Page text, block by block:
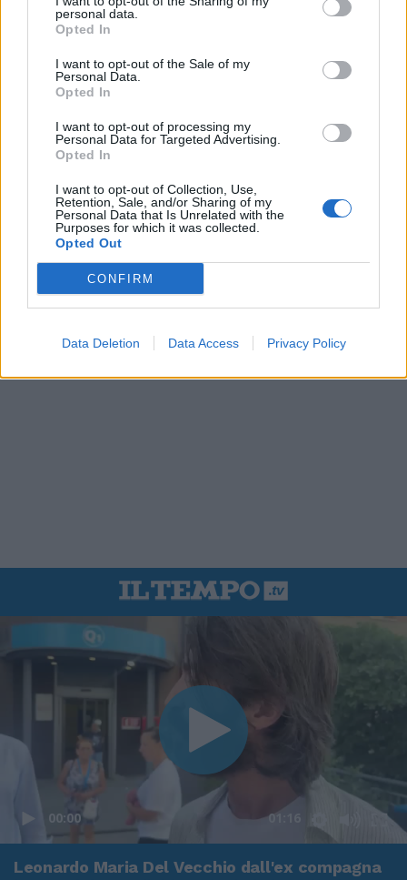
personal data.
Opted In
I want to opt-out of the Sale of my
Personal Data.
Opted In
I want to opt-out of processing my
Personal Data for Targeted Advertising.
Opted In
I want to opt-out of Collection, Use,
Retention, Sale, and/or Sharing of my
Personal Data that Is Unrelated with the
Purposes for which it was collected.
Opted Out
CONFIRM
Data Deletion Data Access Privacy Policy
00:00 01:16
Leonardo Maria Del Vecchio dall'ex compagna